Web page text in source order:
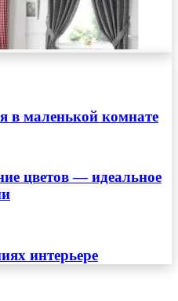
в маленькой комнате
цветов ― идеальное
интерьере